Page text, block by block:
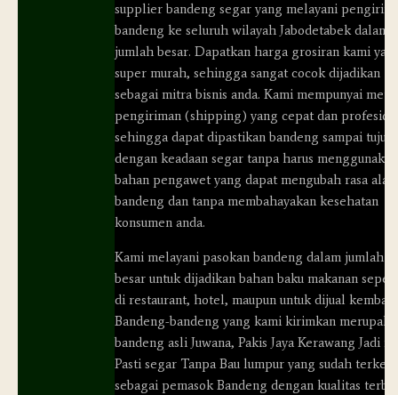
supplier bandeng segar yang melayani
bandeng ke seluruh wilayah Jabodetabek dalam
jumlah besar. Dapatkan harga grosiran kami
super murah, sehingga sangat cocok dijadikan
sebagai mitra bisnis anda. Kami mempunyai
pengiriman (shipping) yang cepat dan
sehingga dapat dipastikan bandeng sampai
dengan keadaan segar tanpa harus menggunakan
bahan pengawet yang dapat mengubah rasa
bandeng dan tanpa membahayakan kesehatan
konsumen anda.
Kami melayani pasokan bandeng dalam jumlah
besar untuk dijadikan bahan baku makanan
di restaurant, hotel, maupun untuk dijual kembali.
Bandeng-bandeng yang kami kirimkan
bandeng asli Juwana, Pakis Jaya Kerawang Jadi
Pasti segar Tanpa Bau lumpur yang sudah
sebagai pemasok Bandeng dengan kualitas